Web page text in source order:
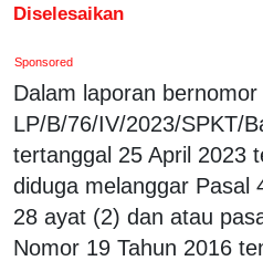
Diselesaikan
Sponsored
Dalam laporan bernomor
LP/B/76/IV/2023/SPKT/
tertanggal 25 April 2023
diduga melanggar Pasal
28 ayat (2) dan atau
Nomor 19 Tahun 2016